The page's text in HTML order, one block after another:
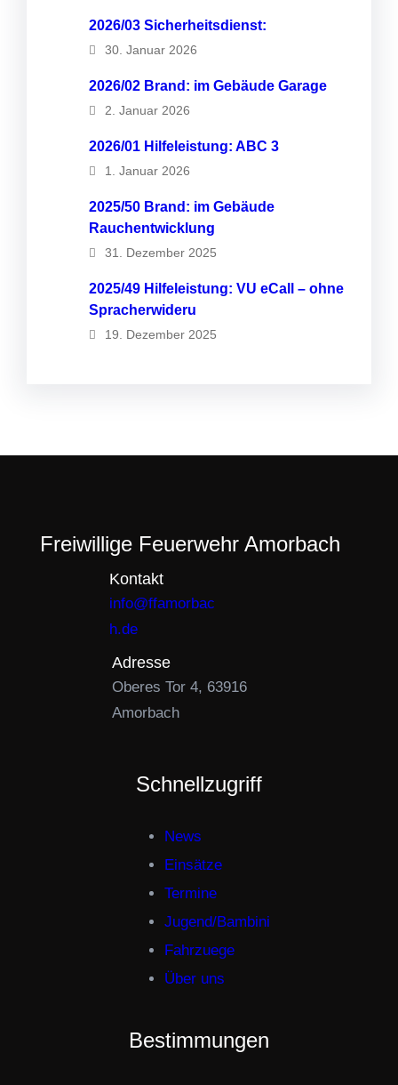
2026/03 Sicherheitsdienst:
30. Januar 2026
2026/02 Brand: im Gebäude Garage
2. Januar 2026
2026/01 Hilfeleistung: ABC 3
1. Januar 2026
2025/50 Brand: im Gebäude
Rauchentwicklung
31. Dezember 2025
2025/49 Hilfeleistung: VU eCall – ohne
Spracherwideru
19. Dezember 2025
Freiwillige Feuerwehr Amorbach
Kontakt
info@ffamorbac
h.de
Adresse
Oberes Tor 4, 63916
Amorbach
Schnellzugriff
News
Einsätze
Termine
Jugend/Bambini
Fahrzuege
Über uns
Bestimmungen